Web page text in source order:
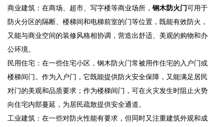
商业建筑：在商场、超市、写字楼等商业场所， 钢木防火门可用于
防火分区的隔断、楼梯间和电梯前室的门等位置，既能有效防火，
又能与商业空间的装修风格相协调，营造出舒适、美观的购物和办
公环境。
民用住宅：在一些住宅小区，钢木防火门常被用作住宅的入户门或
楼梯间门。作为入户门，它既能提供防火安全保障，又能满足居民
对门的美观和品质要求；作为楼梯间门，可在火灾发生时阻止火势
向住宅内部蔓延，为居民疏散提供安全通道。
工业建筑：在一些对防火性能有要求，但同时又注重建筑外观和成